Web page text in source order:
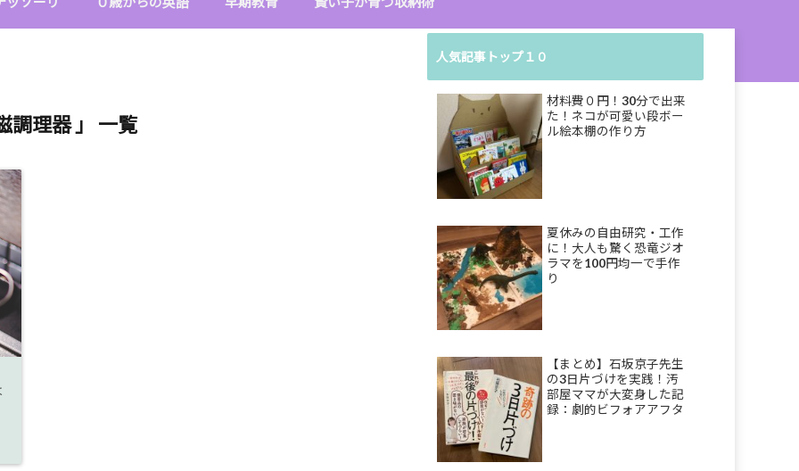
調理器 」 一覧
人気記事トップ１０
材料費０円！30分で出来
た！ネコが可愛い段ボー
ル絵本棚の作り方
夏休みの自由研究・工作
に！大人も驚く恐竜ジオ
ラマを100円均一で手作
り
【まとめ】石坂京子先生
の3日片づけを実践！汚
部屋ママが大変身した記
録：劇的ビフォアアフタ